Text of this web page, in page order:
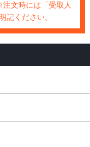
文時には「受取人
記ください。